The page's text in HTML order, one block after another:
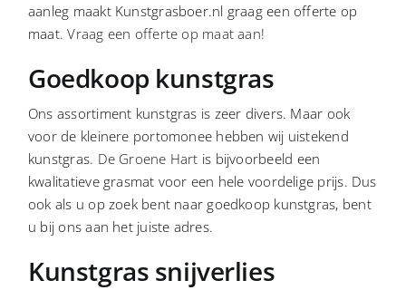
aanleg maakt Kunstgrasboer.nl graag een offerte op
maat.Vraag een offerte op maat aan!
Goedkoop kunstgras
Ons assortiment kunstgras is zeer divers. Maar ook
voor de kleinere portomonee hebben wij uistekend
kunstgras. De Groene Hart is bijvoorbeeld een
kwalitatieve grasmat voor een hele voordelige prijs. Dus
ook als u op zoek bent naar goedkoop kunstgras, bent
u bij ons aan het juiste adres.
Kunstgras snijverlies